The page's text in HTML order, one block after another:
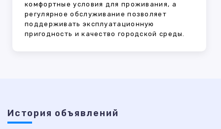
комфортные условия для проживания, а
регулярное обслуживание позволяет
поддерживать эксплуатационную
пригодность и качество городской среды.
История объявлений